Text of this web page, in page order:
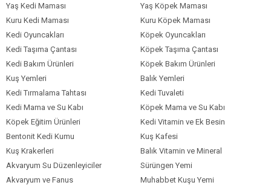
Buğday
Arpa
Yulaf (mevsimsel)
Mısır
Sorgum
Ayçekirdeği
Kurutulmuş havuç
Yonca sapı
Vitamin
Mineral karışımı
Yaş Kedi Maması
Yaş Köpek Maması
Kuru Kedi Maması
Kuru Köpek Maması
Kedi Oyuncakları
Köpek Oyuncakları
Kedi Taşıma Çantası
Köpek Taşıma Çantası
Kedi Bakım Ürünleri
Köpek Bakım Ürünleri
Kuş Yemleri
Balık Yemleri
Kedi Tırmalama Tahtası
Kedi Tuvaleti
Kedi Mama ve Su Kabı
Köpek Mama ve Su Kabı
Köpek Eğitim Ürünleri
Kedi Vitamin ve Ek Besin
Bentonit Kedi Kumu
Kuş Kafesi
Kuş Krakerleri
Balık Vitamin ve Mineral
Akvaryum Su Düzenleyiciler
Sürüngen Yemi
Akvaryum ve Fanus
Muhabbet Kuşu Yemi